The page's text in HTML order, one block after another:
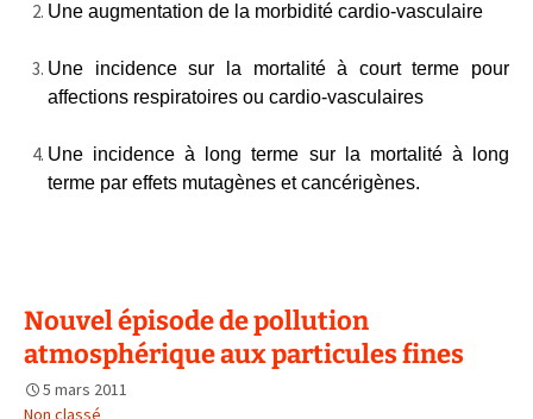
Une augmentation de la morbidité cardio-vasculaire
Une incidence sur la mortalité à court terme pour
affections respiratoires ou cardio-vasculaires
Une incidence à long terme sur la mortalité à long
terme par effets mutagènes et cancérigènes.
Nouvel épisode de pollution
atmosphérique aux particules fines
5 mars 2011
Non classé